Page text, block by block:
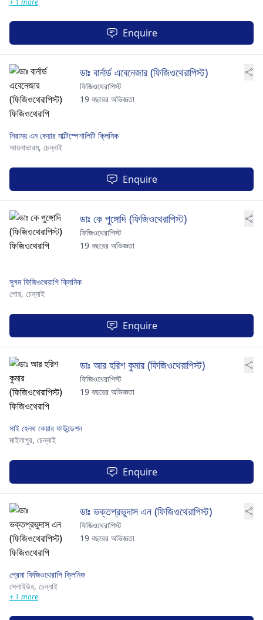
Enquire
ডাঃ বার্নার্ড এবেনেজার (ফিজিওথেরাপিস্ট)
ফিজিওথেরাপিস্ট
19 বছরের অভিজ্ঞতা
নিরাময় এন কেয়ার মাল্টিস্পেশালিটি ক্লিনিক
আয়নাভারম, চেন্নাই
Enquire
ডাঃ কে পুঙ্গোদি (ফিজিওথেরাপিস্ট)
ফিজিওথেরাপিস্ট
19 বছরের অভিজ্ঞতা
সুগম ফিজিওথেরাপি ক্লিনিক
পোর, চেন্নাই
Enquire
ডাঃ আর হরিশ কুমার (ফিজিওথেরাপিস্ট)
ফিজিওথেরাপিস্ট
19 বছরের অভিজ্ঞতা
সাই হেলথ কেয়ার ফাউন্ডেশন
মাইলাপুর, চেন্নাই
Enquire
ডাঃ ভক্তপ্রভুদাস এন (ফিজিওথেরাপিস্ট)
ফিজিওথেরাপিস্ট
19 বছরের অভিজ্ঞতা
প্রেমা ফিজিওথেরাপি ক্লিনিক
সেলাইউর, চেন্নাই
+ 1 more